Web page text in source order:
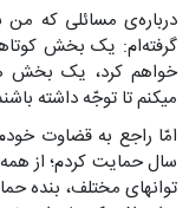
درباره‌ی مسائلی که
گرفته‌ام: یک بخش
خواهم کرد، یک بخش
میکنم تا توجّه داشته
امّا راجع به قضاوت
سال حمایت کردم؛ از
توانهای مختلف، بنده